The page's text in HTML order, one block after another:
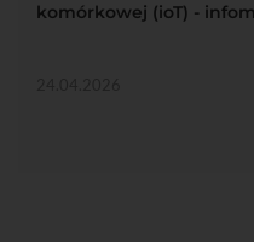
komórkowej (ioT) -